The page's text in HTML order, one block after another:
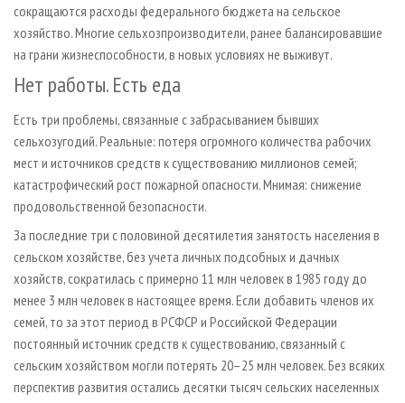
сокращаются расходы федерального бюджета на сельское
хозяйство. Многие сельхозпроизводители, ранее балансировавшие
на грани жизнеспособности, в новых условиях не выживут.
Нет работы. Есть еда
Есть три проблемы, связанные с забрасыванием бывших
сельхозугодий. Реальные: потеря огромного количества рабочих
мест и источников средств к существованию миллионов семей;
катастрофический рост пожарной опасности. Мнимая: снижение
продовольственной безопасности.
За последние три с половиной десятилетия занятость населения в
сельском хозяйстве, без учета личных подсобных и дачных
хозяйств, сократилась с примерно 11 млн человек в 1985 году до
менее 3 млн человек в настоящее время. Если добавить членов их
семей, то за этот период в РСФСР и Российской Федерации
постоянный источник средств к существованию, связанный с
сельским хозяйством могли потерять 20–25 млн человек. Без всяких
перспектив развития остались десятки тысяч сельских населенных